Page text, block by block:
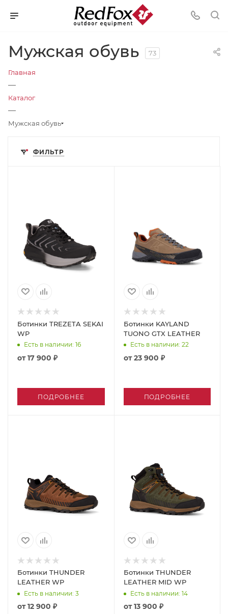
Мужская обувь 73
Главная
—
Каталог
—
Мужская обувь
ФИЛЬТР
Ботинки TREZETA SEKAI
WP
Есть в наличии: 16
от17 900 ₽
ПОДРОБНЕЕ
Ботинки KAYLAND
TUONO GTX LEATHER
Есть в наличии: 22
от23 900 ₽
ПОДРОБНЕЕ
Ботинки THUNDER
LEATHER WP
Есть в наличии: 3
от12 900 ₽
Ботинки THUNDER
LEATHER MID WP
Есть в наличии: 14
от13 900 ₽